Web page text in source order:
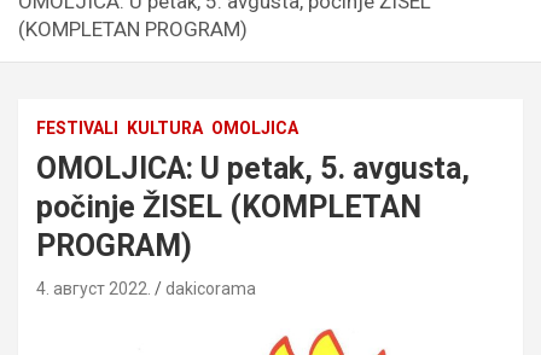
(KOMPLETAN PROGRAM)
FESTIVALI KULTURA OMOLJICA
OMOLJICA: U petak, 5. avgusta,
počinje ŽISEL (KOMPLETAN
PROGRAM)
4. август 2022. dakicorama